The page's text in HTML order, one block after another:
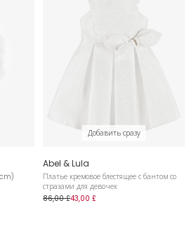
Добавить сразу
Abel & Lula
Платье кремовое блестящее с бантом со
стразами для девочек
86,00 £43,00 £